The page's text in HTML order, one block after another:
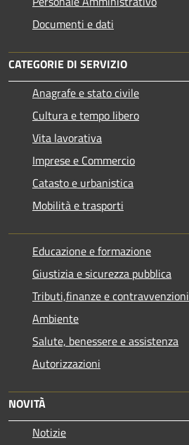
Documenti e dati
CATEGORIE DI SERVIZIO
Anagrafe e stato civile
Cultura e tempo libero
Vita lavorativa
Imprese e Commercio
Catasto e urbanistica
Mobilità e trasporti
Educazione e formazione
Giustizia e sicurezza pubblica
Tributi,finanze e contravvenzioni
Ambiente
Salute, benessere e assistenza
Autorizzazioni
NOVITÀ
Notizie